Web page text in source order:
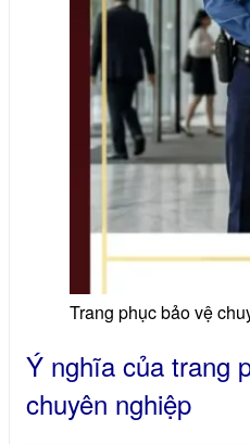
Trang phục bảo vệ
Ý nghĩa của trang
chuyên nghiệp